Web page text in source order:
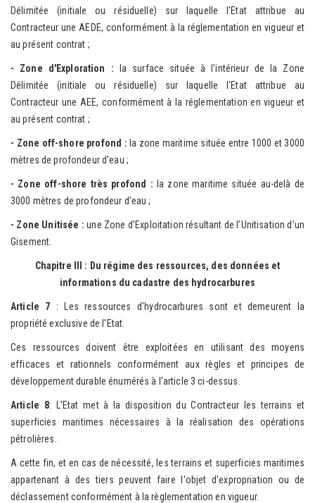
Délimitée (initiale ou résiduelle) sur laquelle l'Etat attribue au
Contracteur une AEDE, conformément à la réglementation en vigueur et
au présent contrat ;
- Zone d'Exploration :
la surface située à l'intérieur de la Zone
Délimitée (initiale ou résiduelle) sur laquelle l'Etat attribue au
Contracteur une AEE, conformément à la réglementation en vigueur et
au présent contrat ;
- Zone off-shore profond : la zone maritime située entre 1000 et 3000
mètres de profondeur d'eau ;
- Zone off-shore très profond : la zone maritime située au-delà de
3000 mètres de profondeur d'eau ;
- Zone Unitisée :une Zone d’Exploitation résultant de l’Unitisation d’un
Gisement.
Chapitre III : Du régime des ressources, des données et
informations du cadastre des hydrocarbures
Article 7 : Les ressources d'hydrocarbures sont et demeurent la
propriété exclusive de l'Etat.
Ces ressources doivent être exploitées en utilisant des moyens
efficaces et rationnels conformément aux règles et principes de
développement durable énumérés à l'article 3 ci-dessus.
Article 8: L'Etat met à la disposition du Contracteur les terrains et
superficies maritimes nécessaires à la réalisation des opérations
pétrolières.
A cette fin, et en cas de nécessité, les terrains et superficies maritimes
appartenant à des tiers peuvent faire l'objet d'expropriation ou de
déclassement conformément à la règlementation en vigueur.